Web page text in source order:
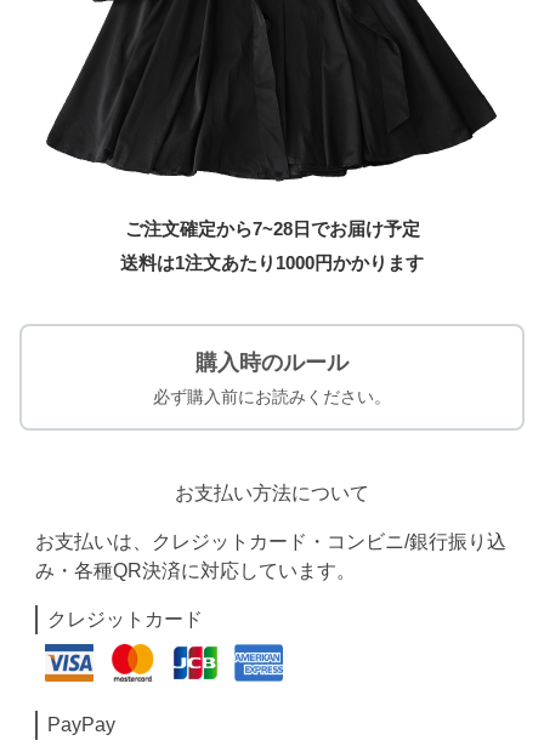
ご注文確定から7~28日でお届け予定
送料は1注文あたり 1000円かかります
購入時のルール
必ず購入前にお読みください。
お支払い方法について
お支払いは、クレジットカード・コンビニ/銀行振り込
み・各種QR決済に対応しています。
クレジットカード
PayPay